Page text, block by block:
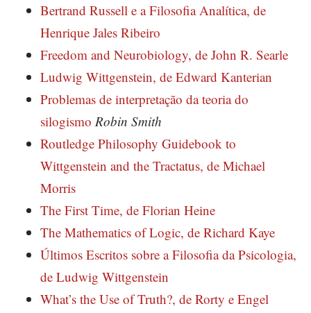
Bertrand Russell e a Filosofia Analítica, de
Henrique Jales Ribeiro
Freedom and Neurobiology, de John R. Searle
Ludwig Wittgenstein, de Edward Kanterian
Problemas de interpretação da teoria do
silogismo Robin Smith
Routledge Philosophy Guidebook to
Wittgenstein and the Tractatus, de Michael
Morris
The First Time, de Florian Heine
The Mathematics of Logic, de Richard Kaye
Últimos Escritos sobre a Filosofia da Psicologia,
de Ludwig Wittgenstein
What’s the Use of Truth?, de Rorty e Engel